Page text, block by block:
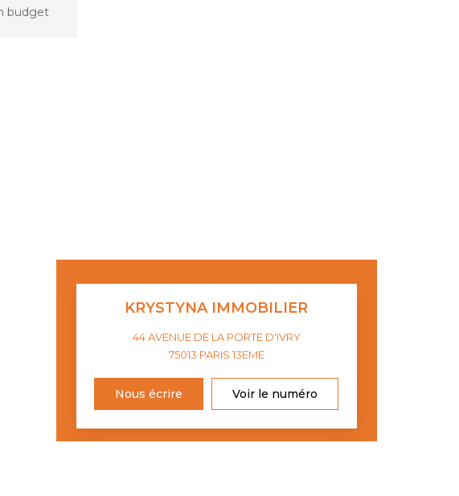
budget
KRYSTYNA IMMOBILIER
44 AVENUE DE LA PORTE D'IVRY
75013 PARIS 13EME
Nous écrire Voir le numéro